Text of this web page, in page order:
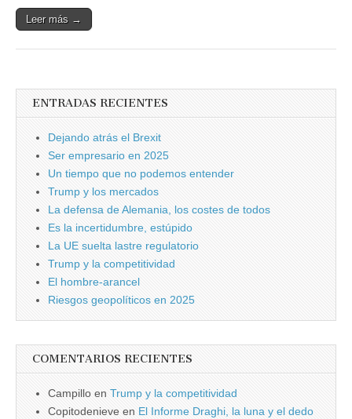
Leer más →
ENTRADAS RECIENTES
Dejando atrás el Brexit
Ser empresario en 2025
Un tiempo que no podemos entender
Trump y los mercados
La defensa de Alemania, los costes de todos
Es la incertidumbre, estúpido
La UE suelta lastre regulatorio
Trump y la competitividad
El hombre-arancel
Riesgos geopolíticos en 2025
COMENTARIOS RECIENTES
Campillo en Trump y la competitividad
Copitodenieve en El Informe Draghi, la luna y el dedo